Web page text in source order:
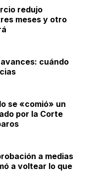
redujo
meses y otro
cuándo
se «comió» un
por la Corte
a medias
a voltear lo que